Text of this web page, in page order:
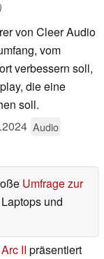
von Cleer Audio
vom
verbessern soll,
die eine
soll.
Audio
Umfrage zur
und
Arc II präsentiert